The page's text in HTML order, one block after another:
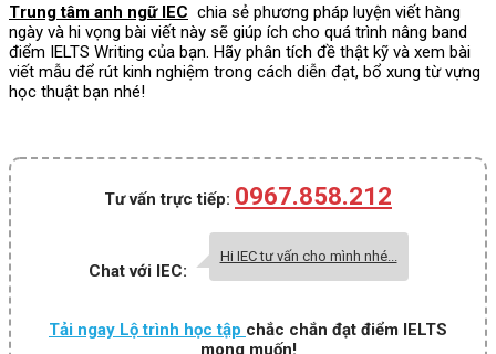
Trung tâm anh ngữ IEC chia sẻ phương pháp luyện viết hàng
ngày và hi vọng bài viết này sẽ giúp ích cho quá trình nâng band
điểm IELTS Writing của bạn. Hãy phân tích đề thật kỹ và xem bài
viết mẫu để rút kinh nghiệm trong cách diễn đạt, bổ xung từ vựng
học thuật bạn nhé!
Tư vấn trực tiếp: 0967.858.212
Chat với IEC:
Hi IEC tư vấn cho mình nhé...
Tải ngay Lộ trình học tập chắc chắn đạt điểm IELTS
mong muốn!